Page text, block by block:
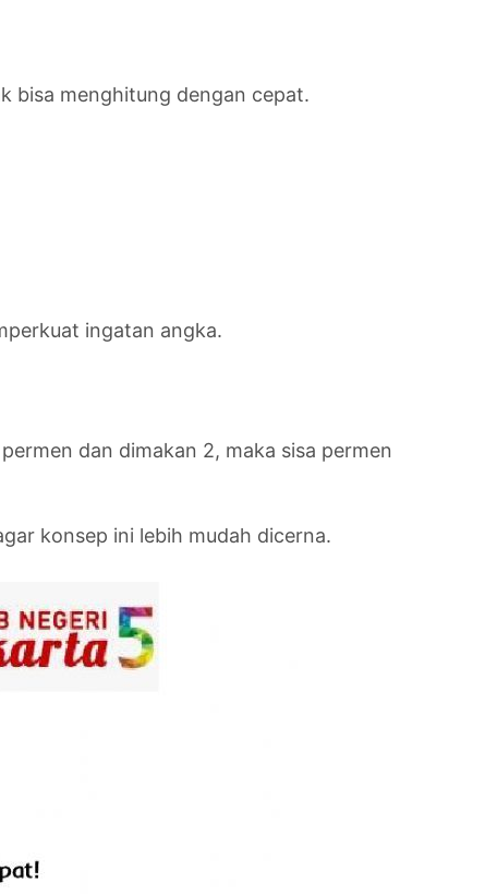
bisa menghitung dengan cepat.
ingatan angka.
dan dimakan 2, maka sisa permen
konsep ini lebih mudah dicerna.